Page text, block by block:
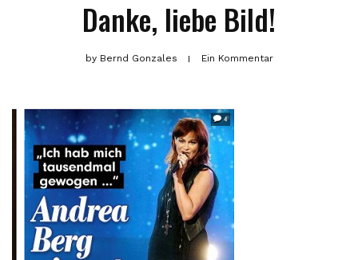
Danke, liebe Bild!
byBernd Gonzales Ein Kommentar